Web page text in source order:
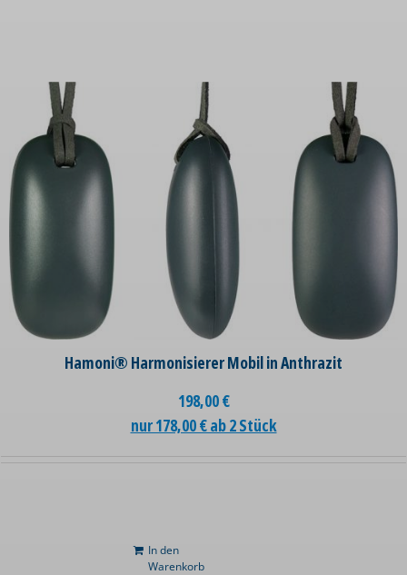
Hamoni® Harmonisierer Mobil in Anthrazit
198,00€
nur 178,00 € ab 2 Stück
In den
Warenkorb